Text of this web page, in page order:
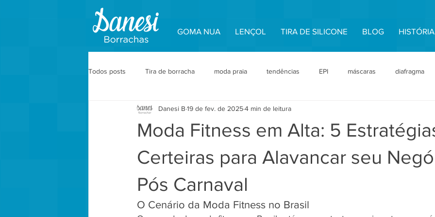
GOMA NUA LENÇOL TIRA DE SILICONE BLOG HISTÓRIA
Todos posts Tira de borracha moda praia tendências EPI máscaras diafragma
Acabamento Premium Aviamentos Técnicos Tecidos e Construção
Moda Fitness em Alta: 5
Certeiras para Alavancar seu
Pós Carnaval
Danesi B 19 de fev. de 20254 min de leitura
O Cenário da Moda Fitness no Brasil